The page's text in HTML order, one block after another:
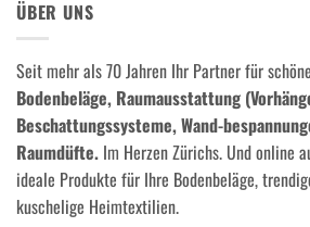
ÜBER UNS
Seit mehr als 70 Jahren Ihr Partner für
Bodenbeläge, Raumausstattung
Beschattungssysteme, Wand-
Raumdüfte. Im Herzen Zürichs. Und online
ideale Produkte für Ihre Bodenbeläge,
kuschelige Heimtextilien.